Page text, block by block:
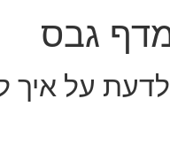
גבס
על איך